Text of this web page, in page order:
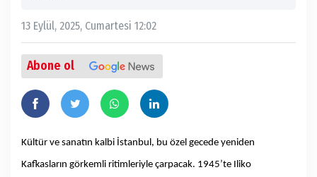
13 Eylül, 2025, Cumartesi 12:02
Abone ol
Kültür ve sanatın kalbi İstanbul, bu özel gecede yeniden
Kafkasların görkemli ritimleriyle çarpacak. 1945’te Iliko